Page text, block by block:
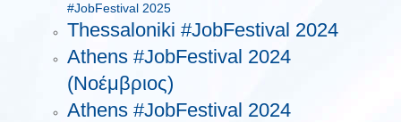
#JobFestival 2025
Thessaloniki #JobFestival 2024
Athens #JobFestival 2024
(Νοέμβριος)
Athens #JobFestival 2024